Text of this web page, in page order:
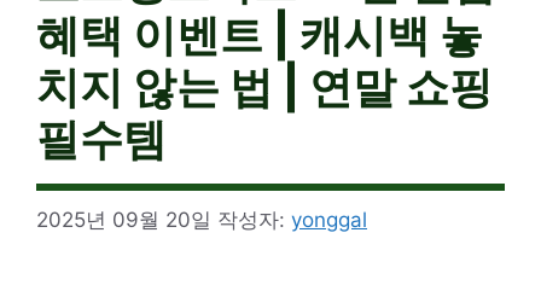
혜택 이벤트 | 캐시백 놓
치지 않는 법 | 연말 쇼핑
필수템
2025년 09월 20일 작성자: yonggal